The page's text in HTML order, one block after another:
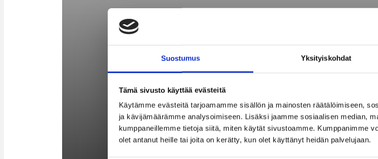
Suostumus Yksityiskohdat
Tämä sivusto käyttää evästeitä
Käytämme evästeitä tarjoamamme sisällön ja mainosten räätälöimiseen,
ja kävijämäärämme analysoimiseen. Lisäksi jaamme sosiaalisen median,
kumppaneillemme tietoja siitä, miten käytät sivustoamme. Kumppanimme
olet antanut heille tai joita on kerätty, kun olet käyttänyt heidän palvelujaan.